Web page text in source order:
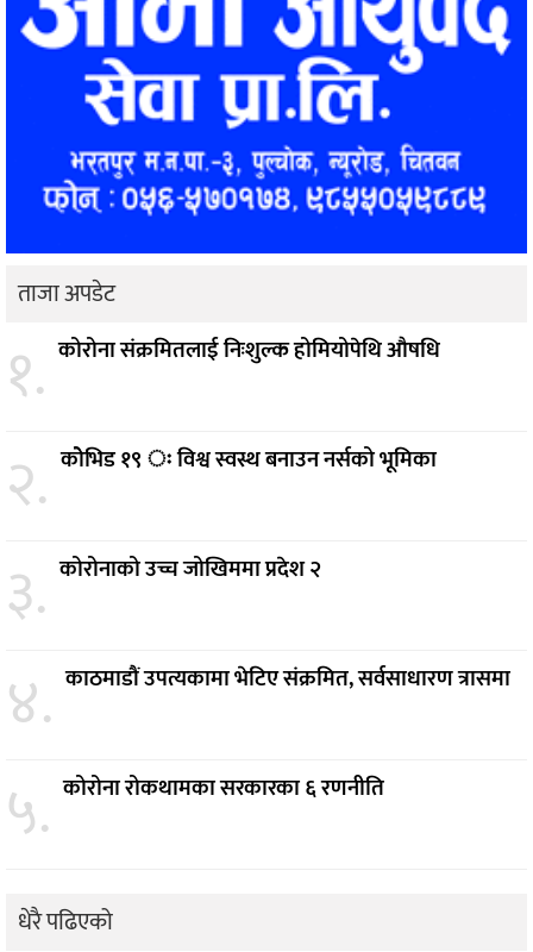
ताजा अपडेट
१. कोरोना संक्रमितलाई निःशुल्क होमियोपेथि औषधि
२. कोेभिड १९ ः विश्व स्वस्थ बनाउन नर्सको भूमिका
३. कोरोनाको उच्च जोखिममा प्रदेश २
४. काठमाडौं उपत्यकामा भेटिए संक्रमित, सर्वसाधारण त्रासमा
५. कोरोना रोकथामका सरकारका ६ रणनीति
धेरै पढिएको